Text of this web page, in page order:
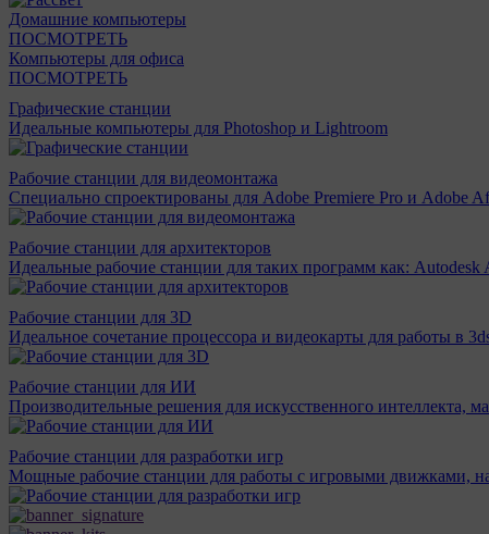
Домашние компьютеры
ПОСМОТРЕТЬ
Компьютеры для офиса
ПОСМОТРЕТЬ
Графические станции
Идеальные компьютеры для Photoshop и Lightroom
Рабочие станции для видеомонтажа
Специально спроектированы для Adobe Premiere Pro и Adobe
Рабочие станции для архитекторов
Идеальные рабочие станции для таких программ как:
Рабочие станции для 3D
Идеальное сочетание процессора и видеокарты для работы в
Рабочие станции для ИИ
Производительные решения для искусственного интеллекта,
Рабочие станции для разработки игр
Мощные рабочие станции для работы с игровыми движками,